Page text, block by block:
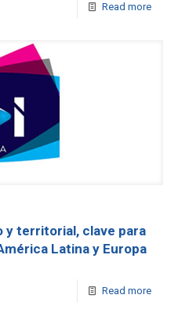
Read more
y territorial, clave para
Latina y Europa
Read more